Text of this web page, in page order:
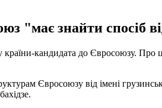
"має знайти спосіб
країни-кандидата до Євросоюзу. Про
Євросоюзу від імені